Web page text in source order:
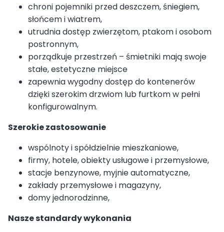
chroni pojemniki przed deszczem, śniegiem,
słońcem i wiatrem,
utrudnia dostęp zwierzętom, ptakom i osobom
postronnym,
porządkuje przestrzeń – śmietniki mają swoje
stałe, estetyczne miejsce
zapewnia wygodny dostęp do kontenerów
dzięki szerokim drzwiom lub furtkom w pełni
konfigurowalnym.
Szerokie zastosowanie
wspólnoty i spółdzielnie mieszkaniowe,
firmy, hotele, obiekty usługowe i przemysłowe,
stacje benzynowe, myjnie automatyczne,
zakłady przemysłowe i magazyny,
domy jednorodzinne,
Nasze standardy wykonania